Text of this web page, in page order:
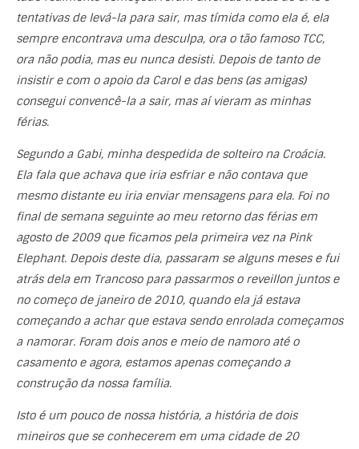
tentativas de levá-la para sair, mas tímida como ela é, ela
sempre encontrava uma desculpa, ora o tão famoso TCC,
ora não podia, mas eu nunca desisti. Depois de tanto de
insistir e com o apoio da Carol e das bens (as amigas)
consegui convencê-la a sair, mas aí vieram as minhas
férias.
Segundo a Gabi, minha despedida de solteiro na Croácia.
Ela fala que achava que iria esfriar e não contava que
mesmo distante eu iria enviar mensagens para ela. Foi no
final de semana seguinte ao meu retorno das férias em
agosto de 2009 que ficamos pela primeira vez na Pink
Elephant. Depois deste dia, passaram se alguns meses e fui
atrás dela em Trancoso para passarmos o reveillon juntos e
no começo de janeiro de 2010, quando ela já estava
começando a achar que estava sendo enrolada começamos
a namorar. Foram dois anos e meio de namoro até o
casamento e agora, estamos apenas começando a
construção da nossa família.
Isto é um pouco de nossa história, a história de dois
mineiros que se conhecerem em uma cidade de 20